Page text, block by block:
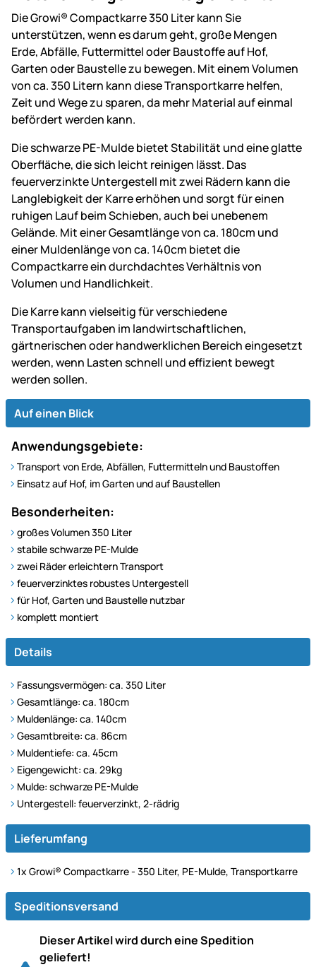
Die Growi® Compactkarre 350 Liter kann Sie
unterstützen, wenn es darum geht, große Mengen
Erde, Abfälle, Futtermittel oder Baustoffe auf Hof,
Garten oder Baustelle zu bewegen. Mit einem Volumen
von ca. 350 Litern kann diese Transportkarre helfen,
Zeit und Wege zu sparen, da mehr Material auf einmal
befördert werden kann.
Die schwarze PE-Mulde bietet Stabilität und eine glatte
Oberfläche, die sich leicht reinigen lässt. Das
feuerverzinkte Untergestell mit zwei Rädern kann die
Langlebigkeit der Karre erhöhen und sorgt für einen
ruhigen Lauf beim Schieben, auch bei unebenem
Gelände. Mit einer Gesamtlänge von ca. 180cm und
einer Muldenlänge von ca. 140cm bietet die
Compactkarre ein durchdachtes Verhältnis von
Volumen und Handlichkeit.
Die Karre kann vielseitig für verschiedene
Transportaufgaben im landwirtschaftlichen,
gärtnerischen oder handwerklichen Bereich eingesetzt
werden, wenn Lasten schnell und effizient bewegt
werden sollen.
Auf einen Blick
Anwendungsgebiete:
Transport von Erde, Abfällen, Futtermitteln und Baustoffen
Einsatz auf Hof, im Garten und auf Baustellen
Besonderheiten:
großes Volumen 350 Liter
stabile schwarze PE-Mulde
zwei Räder erleichtern Transport
feuerverzinktes robustes Untergestell
für Hof, Garten und Baustelle nutzbar
komplett montiert
Details
Fassungsvermögen: ca. 350 Liter
Gesamtlänge: ca. 180cm
Muldenlänge: ca. 140cm
Gesamtbreite: ca. 86cm
Muldentiefe: ca. 45cm
Eigengewicht: ca. 29kg
Mulde: schwarze PE-Mulde
Untergestell: feuerverzinkt, 2-rädrig
Lieferumfang
1x Growi® Compactkarre - 350 Liter, PE-Mulde, Transportkarre
Speditionsversand
Dieser Artikel wird durch eine Spedition
geliefert!